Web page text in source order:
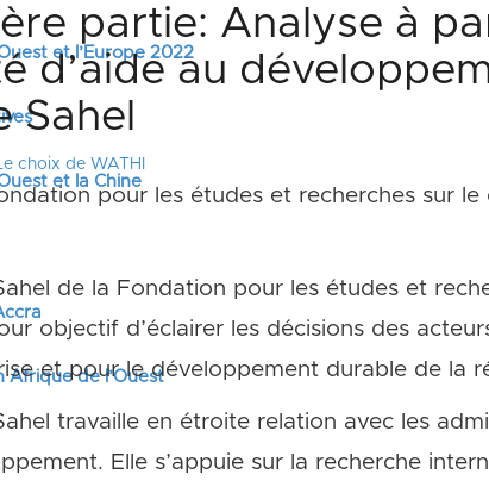
et l’Europe 2022
et la Chine
Afrique de l’Ouest
partie: Analyse à
d’aide au
Sahel
choix de WATHI
pour les études et recherches sur
de la Fondation pour les études et
objectif d’éclairer les décisions des
et pour le développement durable de la
travaille en étroite relation avec les
Elle s’appuie sur la recherche